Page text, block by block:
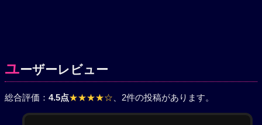
ユーザーレビュー
総合評価： 4.5点★★★★☆ 、2件の投稿があります。